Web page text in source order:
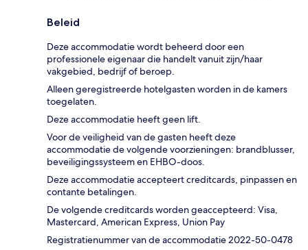
Beleid
Deze accommodatie wordt beheerd door een
professionele eigenaar die handelt vanuit zijn/haar
vakgebied, bedrijf of beroep.
Alleen geregistreerde hotelgasten worden in de kamers
toegelaten.
Deze accommodatie heeft geen lift.
Voor de veiligheid van de gasten heeft deze
accommodatie de volgende voorzieningen: brandblusser,
beveiligingssysteem en EHBO-doos.
Deze accommodatie accepteert creditcards, pinpassen en
contante betalingen.
De volgende creditcards worden geaccepteerd: Visa,
Mastercard, American Express, Union Pay
Registratienummer van de accommodatie 2022-50-0478